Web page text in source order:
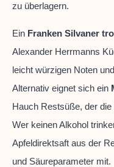
zu überlagern.
Ein Franken Silvaner
Alexander Herrmanns
leicht würzigen Noten
Alternativ eignet sich ein
Hauch Restsüße, der
Wer keinen Alkohol
Apfeldirektsaft aus der
und Säureparameter mit.